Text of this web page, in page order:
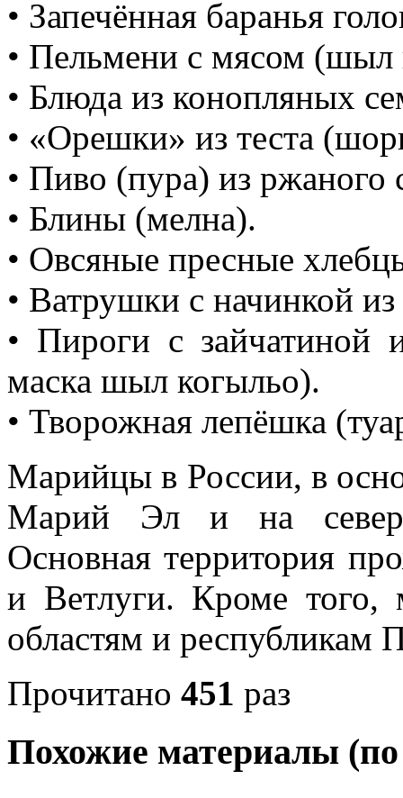
• Запечённая баранья
• Пельмени с мясом
• Блюда из конопляных
• «Орешки» из теста
• Пиво (пура) из ржаного
• Блины (мелна).
• Овсяные пресные
• Ватрушки с начинкой
• Пироги с зайчатиной
маска шыл когыльо).
• Творожная лепёшка
Марийцы в России, в
Марий Эл и на севере
Основная территория
и Ветлуги. Кроме
областям и республикам
Прочитано 451 раз
Похожие материалы (по